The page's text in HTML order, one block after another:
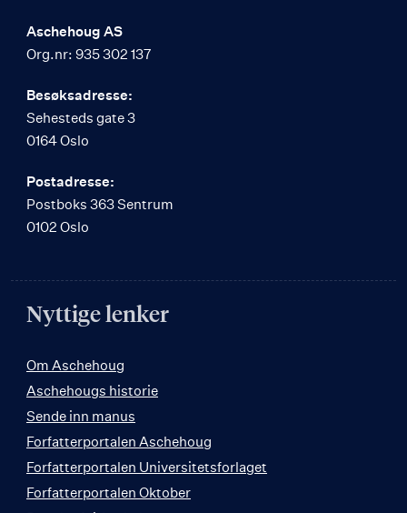
Aschehoug AS
Org.nr: 935 302 137
Besøksadresse:
Sehesteds gate 3
0164 Oslo
Postadresse:
Postboks 363 Sentrum
0102 Oslo
Nyttige lenker
Om Aschehoug
Aschehougs historie
Sende inn manus
Forfatterportalen Aschehoug
Forfatterportalen Universitetsforlaget
Forfatterportalen Oktober